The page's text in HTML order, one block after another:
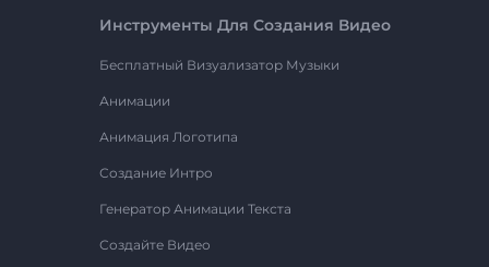
Инструменты Для Создания Видео
Бесплатный Визуализатор Музыки
Анимации
Анимация Логотипа
Создание Интро
Генератор Анимации Текста
Создайте Видео